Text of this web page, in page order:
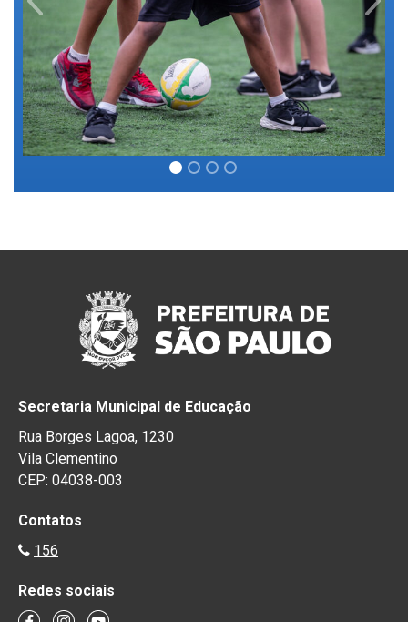
Previous Next
Secretaria Municipal de Educação
Rua Borges Lagoa, 1230
Vila Clementino
CEP: 04038-003
Contatos
156
Redes sociais